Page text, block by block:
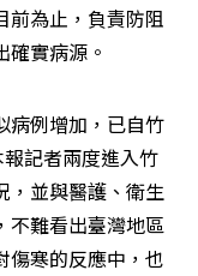
前為止，負責防阻
實病源。
病例增加，已自竹
記者兩度進入竹
，並與醫護、衛生
不難看出臺灣地區
傷寒的反應中，也